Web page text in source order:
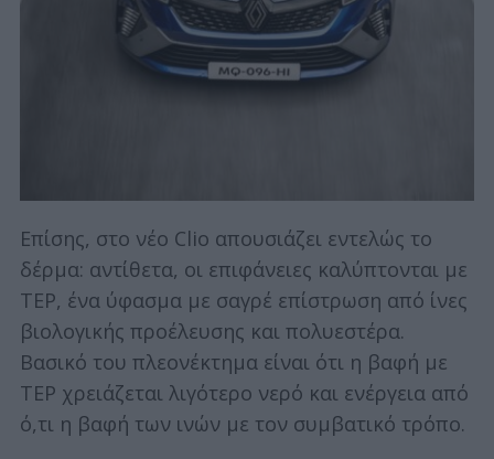
Επίσης, στο νέο Clio απουσιάζει εντελώς το
δέρμα: αντίθετα, οι επιφάνειες καλύπτονται με
TEP, ένα ύφασμα με σαγρέ επίστρωση από ίνες
βιολογικής προέλευσης και πολυεστέρα.
Βασικό του πλεονέκτημα είναι ότι η βαφή με
TEP χρειάζεται λιγότερο νερό και ενέργεια από
ό,τι η βαφή των ινών με τον συμβατικό τρόπο.